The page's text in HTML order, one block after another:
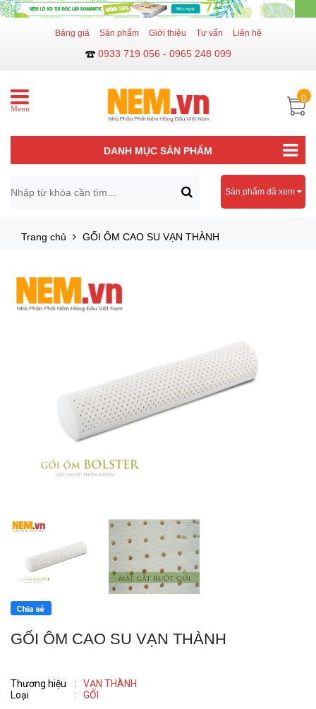
Bảng giá Sản phẩm Giới thiệu Tư vấn Liên hệ
0933 719 056 - 0965 248 099
Menu
0
DANH MỤC SẢN PHẨM
Sản phẩm đã xem
Trang chủ GỐI ÔM CAO SU VẠN THÀNH
GỐI ÔM CAO SU VẠN THÀNH
Thương hiệu :
VẠN THÀNH
Loại
: GỐI